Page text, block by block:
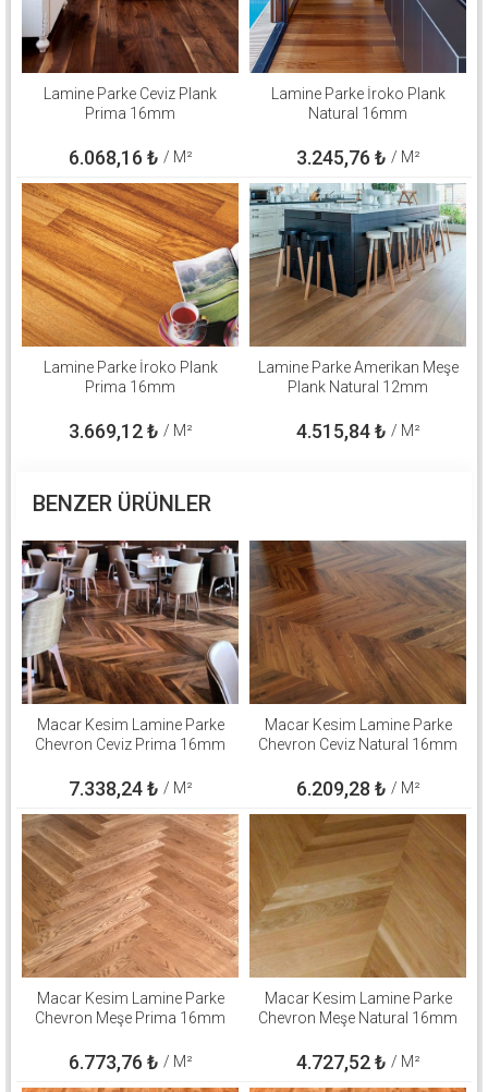
Lamine Parke Ceviz Plank
Prima 16mm
6.068,16 ₺ / M²
Lamine Parke İroko Plank
Natural 16mm
3.245,76 ₺ / M²
Lamine Parke İroko Plank
Prima 16mm
3.669,12₺ / M²
Lamine Parke Amerikan Meşe
Plank Natural 12mm
4.515,84₺ / M²
BENZER ÜRÜNLER
Macar Kesim Lamine Parke
Chevron Ceviz Prima 16mm
7.338,24₺ / M²
Macar Kesim Lamine Parke
Chevron Ceviz Natural 16mm
6.209,28 ₺ / M²
Macar Kesim Lamine Parke
Chevron Meşe Prima 16mm
6.773,76 ₺ / M²
Macar Kesim Lamine Parke
Chevron Meşe Natural 16mm
4.727,52₺ / M²